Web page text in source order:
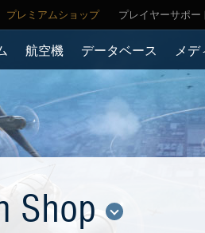
プレミアムショップ プレイヤーサポー
航空機 データベース メ
Shop